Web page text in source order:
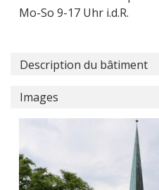
Mo-So 9-17 Uhr i.d.R.
Description du bâtiment
Images